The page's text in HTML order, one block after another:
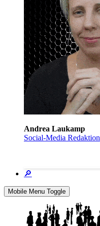
Andrea Laukamp
Social-Media Redaktion
🔎
Mobile Menu Toggle